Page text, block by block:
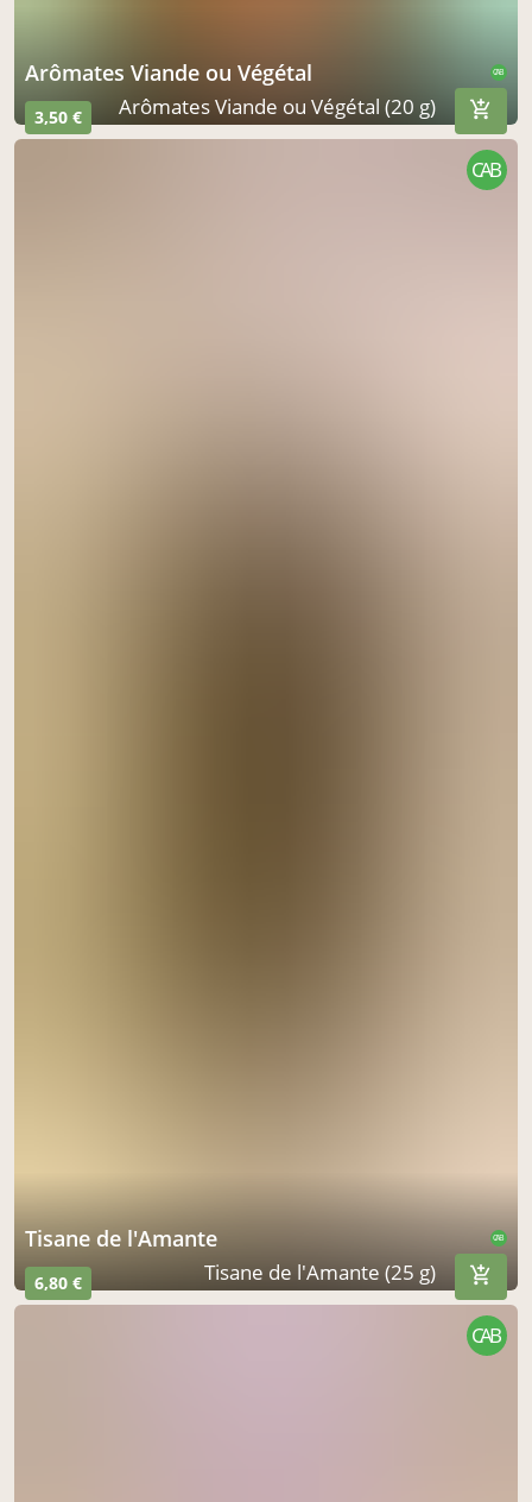
Arômates Viande ou Végétal CAB
3,50 € Arômates Viande ou Végétal (20 g)
Tisane de l'Amante CAB
6,80 € Tisane de l'Amante (25 g)
CAB
CAB